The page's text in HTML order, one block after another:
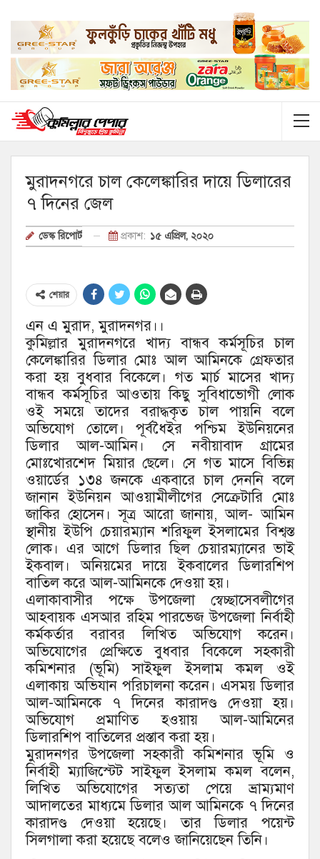
মুরাদনগরে চাল কেলেঙ্কারির দায়ে ডিলারের
৭ দিনের জেল
ডেস্ক রিপোর্ট প্রকাশ: ১৫ এপ্রিল, ২০২০
শেয়ার
এন এ মুরাদ, মুরাদনগর।।
কুমিল্লার মুরাদনগরে খাদ্য বান্ধব কর্মসূচির চাল
কেলেঙ্কারির ডিলার মোঃ আল আমিনকে গ্রেফতার
করা হয় বুধবার বিকেলে। গত মার্চ মাসের খাদ্য
বান্ধব কর্মসূচির আওতায় কিছু সুবিধাভোগী লোক
ওই সময়ে তাদের বরাদ্ধকৃত চাল পায়নি বলে
অভিযোগ তোলে। পূর্বধৈইর পশ্চিম ইউনিয়নের
ডিলার আল-আমিন। সে নবীয়াবাদ গ্রামের
মোঃখোরশেদ মিয়ার ছেলে। সে গত মাসে বিভিন্ন
ওয়ার্ডের ১৩৪ জনকে একবারে চাল দেননি বলে
জানান ইউনিয়ন আওয়ামীলীগের সেক্রেটারি মোঃ
জাকির হোসেন। সূত্র আরো জানায়, আল- আমিন
স্থানীয় ইউপি চেয়ারম্যান শরিফুল ইসলামের বিশ্বস্ত
লোক। এর আগে ডিলার ছিল চেয়ারম্যানের ভাই
ইকবাল। অনিয়মের দায়ে ইকবালের ডিলারশিপ
বাতিল করে আল-আমিনকে দেওয়া হয়।
এলাকাবাসীর পক্ষে উপজেলা স্বেচ্ছাসেবলীগের
আহবায়ক এসআর রহিম পারভেজ উপজেলা নির্বাহী
কর্মকর্তার বরাবর লিখিত অভিযোগ করেন।
অভিযোগের প্রেক্ষিতে বুধবার বিকেলে সহকারী
কমিশনার (ভূমি) সাইফুল ইসলাম কমল ওই
এলাকায় অভিযান পরিচালনা করেন। এসময় ডিলার
আল-আমিনকে ৭ দিনের কারাদণ্ড দেওয়া হয়।
অভিযোগ প্রমাণিত হওয়ায় আল-আমিনের
ডিলারশিপ বাতিলের প্রস্তাব করা হয়।
মুরাদনগর উপজেলা সহকারী কমিশনার ভূমি ও
নির্বাহী ম্যাজিস্টেট সাইফুল ইসলাম কমল বলেন,
লিখিত অভিযোগের সত্যতা পেয়ে ভ্রাম্যমাণ
আদালতের মাধ্যমে ডিলার আল আমিনকে ৭ দিনের
কারাদণ্ড দেওয়া হয়েছে। তার ডিলার পয়েন্ট
সিলগালা করা হয়েছে বলেও জানিয়েছেন তিনি।